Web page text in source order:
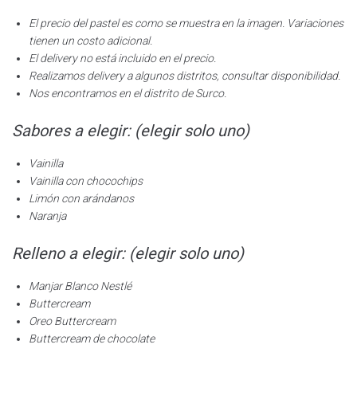
El precio del pastel es como se muestra en la imagen. Variaciones
tienen un costo adicional.
El delivery no está incluido en el precio.
Realizamos delivery a algunos distritos, consultar disponibilidad.
Nos encontramos en el distrito de Surco.
Sabores a elegir: (elegir solo uno)
Vainilla
Vainilla con chocochips
Limón con arándanos
Naranja
Relleno a elegir: (elegir solo uno)
Manjar Blanco Nestlé
Buttercream
Oreo Buttercream
Buttercream de chocolate